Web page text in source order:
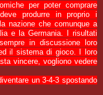
per poter comprare
produrre in proprio i
nazione che comunque a
e la Germania. I risultati
in discussione loro
il sistema di gioco. I loro
vincere, vogliono vedere
un 3-4-3 spostando